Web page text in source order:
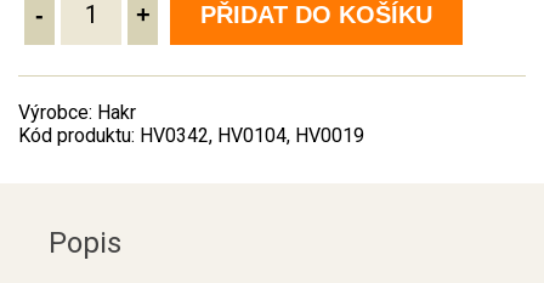
- + PŘIDAT DO KOŠÍKU
Výrobce: Hakr
Kód produktu: HV0342, HV0104, HV0019
Popis